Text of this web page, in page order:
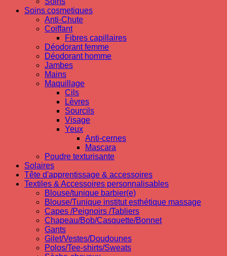
Soins cosmetiques
Anti-Chute
Coiffant
Fibres capillaires
Déodorant femme
Déodorant homme
Jambes
Mains
Maquillage
Cils
Lèvres
Sourcils
Visage
Yeux
Anti-cernes
Mascara
Poudre texturisante
Solaires
Tête d'apprentissage & accessoires
Textiles & Accessoires personnalisables
Blouse/tunique barbier(e)
Blouse/Tunique institut esthétique massage
Capes /Peignoirs /Tabliers
Chapeau/Bob/Casquette/Bonnet
Gants
Gilet/Vestes/Doudounes
Polos/Tee-shirts/Sweats